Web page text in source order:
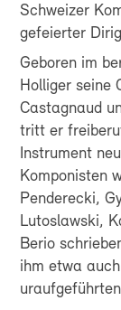
Schweizer
gefeierter
Geboren im
Holliger seine
Castagnaud
tritt er
Instrument
Komponisten
Penderecki,
Lutoslawski,
Berio
ihm etwa